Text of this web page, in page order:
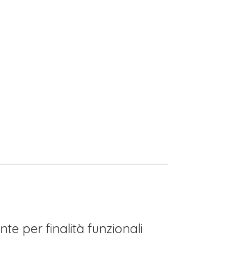
per finalità funzionali